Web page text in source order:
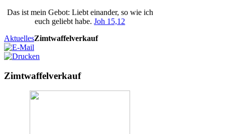
Das ist mein Gebot: Liebt einander, so wie ich
euch geliebt habe.Joh 15,12
AktuellesZimtwaffelverkauf
Zimtwaffelverkauf